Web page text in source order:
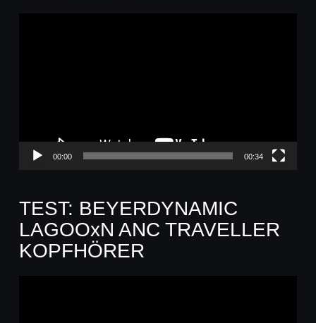
00:00 00:34
TEST: BEYERDYNAMIC
LAGOOxN ANC TRAVELLER
KOPFHÖRER